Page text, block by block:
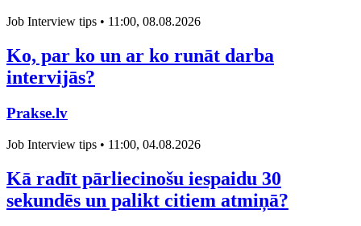
Job Interview tips • 11:00, 08.08.2026
Ko, par ko un ar ko runāt darba
intervijās?
Prakse.lv
Job Interview tips • 11:00, 04.08.2026
Kā radīt pārliecinošu iespaidu 30
sekundēs un palikt citiem atmiņā?